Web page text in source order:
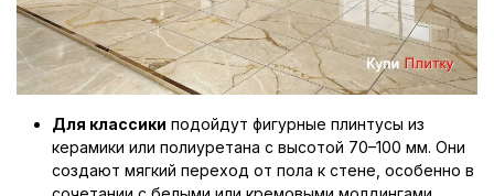
Для классики подойдут фигурные плинтусы из
керамики или полиуретана с высотой 70–100 мм. Они
создают мягкий переход от пола к стене, особенно в